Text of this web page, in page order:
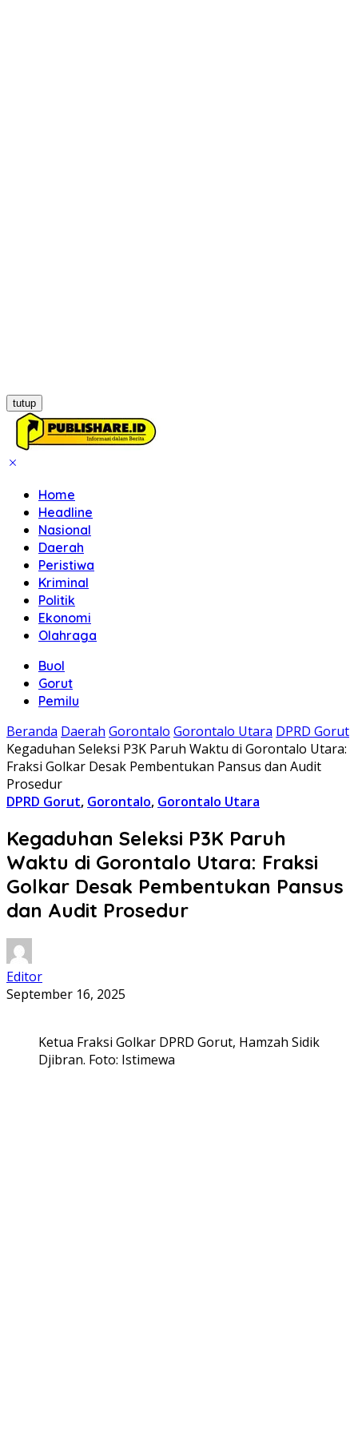
tutup
Home
Headline
Nasional
Daerah
Peristiwa
Kriminal
Politik
Ekonomi
Olahraga
Buol
Gorut
Pemilu
Beranda Daerah Gorontalo Gorontalo Utara DPRD Gorut
Kegaduhan Seleksi P3K Paruh Waktu di Gorontalo Utara:
Fraksi Golkar Desak Pembentukan Pansus dan Audit
Prosedur
DPRD Gorut, Gorontalo, Gorontalo Utara
Kegaduhan Seleksi P3K Paruh
Waktu di Gorontalo Utara: Fraksi
Golkar Desak Pembentukan Pansus
dan Audit Prosedur
Editor
September 16, 2025
Ketua Fraksi Golkar DPRD Gorut, Hamzah Sidik
Djibran. Foto: Istimewa